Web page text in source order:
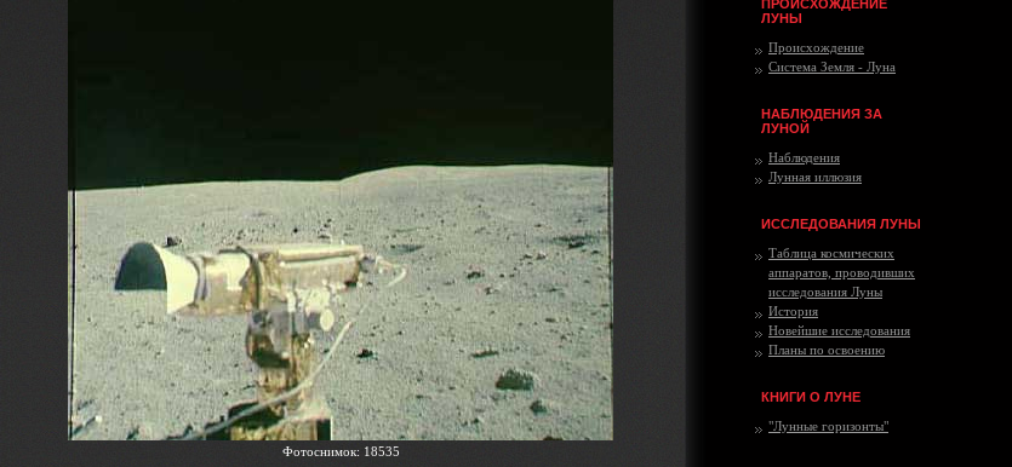
Фотоснимок: 18535
ПРОИСХОЖДЕНИЕ
ЛУНЫ
Происхождение
Система Земля - Луна
НАБЛЮДЕНИЯ ЗА
ЛУНОЙ
Наблюдения
Лунная иллюзия
ИССЛЕДОВАНИЯ ЛУНЫ
Таблица космических
аппаратов, проводивших
исследования Луны
История
Новейшие исследования
Планы по освоению
КНИГИ О ЛУНЕ
"Лунные горизонты"